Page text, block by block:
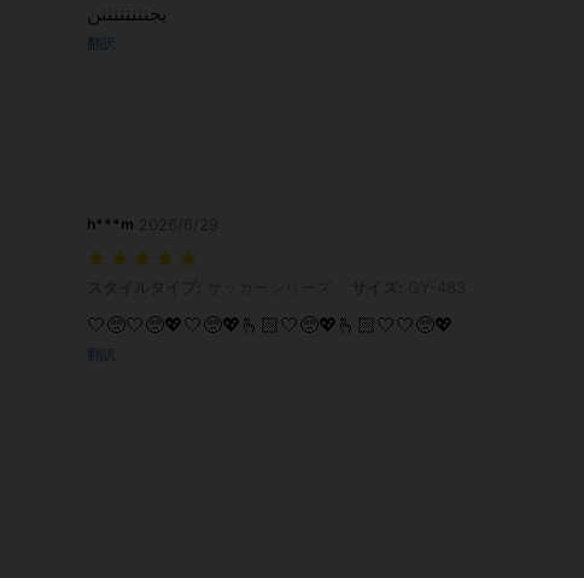
يجننننننننن
翻訳
h***m
🤍🥺🤍🥺💖🤍🥺💖🫰🏻🤍🥺💖🫰🏻🤍🤍🥺💖
翻訳